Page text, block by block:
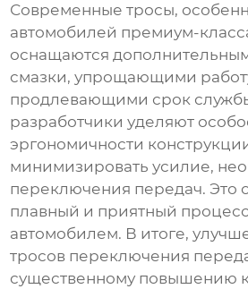
Современные тросы,
автомобилей премиум-
оснащаются
смазки, упрощающими
продлевающими срок
разработчики уделяют
эргономичности
минимизировать усилие,
переключения передач. Это
плавный и приятный
автомобилем. В итоге,
тросов переключения
существенному повышению